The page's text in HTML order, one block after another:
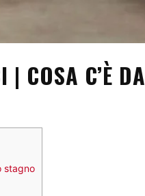
| COSA C’È DA
stagno